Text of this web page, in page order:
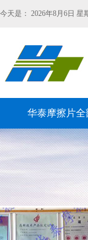
今天是： 2026年8月6日
华泰摩擦片